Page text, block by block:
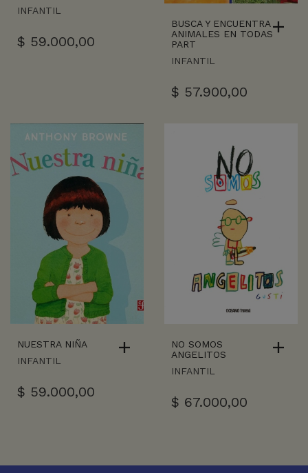
INFANTIL
$ 59.000,00
BUSCA Y ENCUENTRA
ANIMALES EN TODAS
PART
INFANTIL
$ 57.900,00
NUESTRA NIÑA
INFANTIL
$ 59.000,00
NO SOMOS
ANGELITOS
INFANTIL
$ 67.000,00